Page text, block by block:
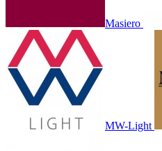
Masiero
MW-Light